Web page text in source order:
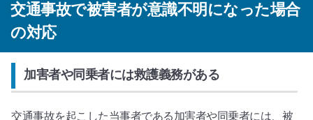
交通事故で被害者が意識不明になった場合
の対応
加害者や同乗者には救護義務がある
交通事故を起こした当事者である加害者や同乗者には、被